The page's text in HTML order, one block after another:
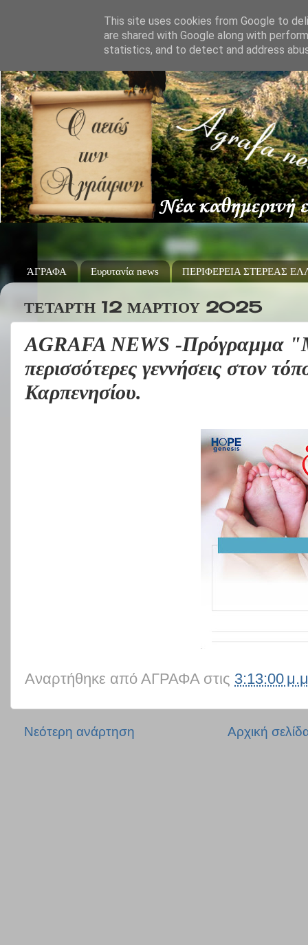
ΆΓΡΑΦΑ Ευρυτανία news ΠΕΡΙΦΕΡΕΙΑ ΣΤΕΡΕΑΣ
ΤΕΤΆΡΤΗ 12 ΜΑΡΤΊΟΥ 2025
AGRAFA NEWS -Πρόγραµµα
περισσότερες γεννήσεις στον
Καρπενησίου.
Αναρτήθηκε από ΑΓΡΑΦΑ στις 3:13:00
Νεότερη ανάρτηση Αρχική
This site uses cookies from Google to
are shared with Google along with
statistics, and to detect and address